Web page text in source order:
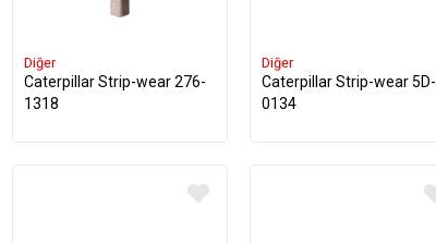
Diğer
Caterpillar Strip-wear 276-
1318
Diğer
Caterpillar Strip-wear 5D-
0134